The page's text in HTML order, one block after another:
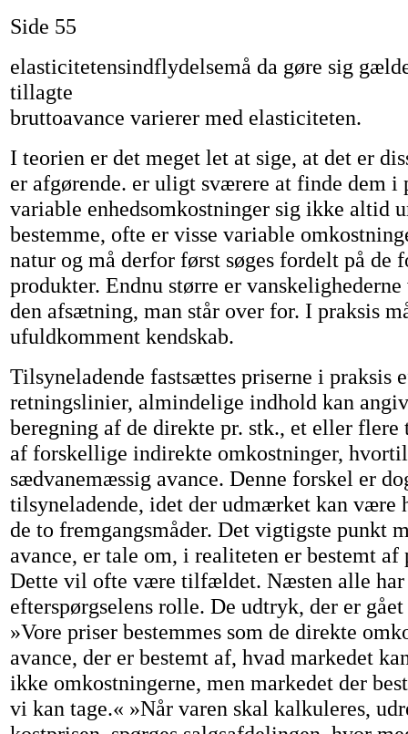
Side 55
elasticitetensindflydelsemå da gøre sig
tillagte
bruttoavance varierer med elasticiteten.
I teorien er det meget let at sige, at det er
er afgørende. er uligt sværere at finde dem i
variable enhedsomkostninger sig ikke altid
bestemme, ofte er visse variable
natur og må derfor først søges fordelt på de
produkter. Endnu større er
den afsætning, man står over for. I praksis
ufuldkomment kendskab.
Tilsyneladende fastsættes priserne i praksis
retningslinier, almindelige indhold kan
beregning af de direkte pr. stk., et eller
af forskellige indirekte omkostninger,
sædvanemæssig avance. Denne forskel er
tilsyneladende, idet der udmærket kan være
de to fremgangsmåder. Det vigtigste punkt
avance, er tale om, i realiteten er bestemt
Dette vil ofte være tilfældet. Næsten alle har
efterspørgselens rolle. De udtryk, der er
»Vore priser bestemmes som de direkte
avance, der er bestemt af, hvad markedet
ikke omkostningerne, men markedet der
vi kan tage.« »Når varen skal kalkuleres,